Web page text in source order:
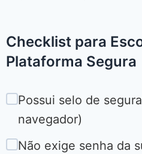
Checklist para
Plataforma Segura
Possui selo de
navegador)
Não exige senha da